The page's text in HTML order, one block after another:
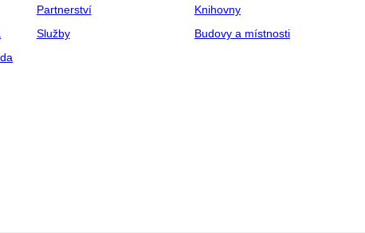
Partnerství
Služby
Knihovny
Budovy a místnosti